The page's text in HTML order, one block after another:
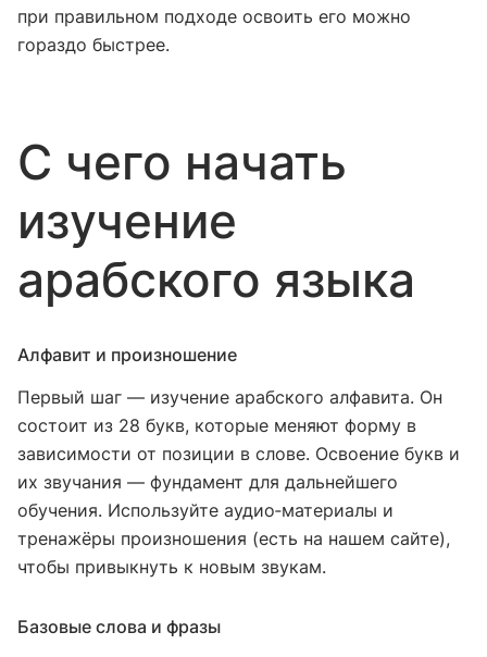
при правильном подходе освоить его можно
гораздо быстрее.
С чего начать
изучение
арабского языка
Алфавит и произношение
Первый шаг — изучение арабского алфавита. Он
состоит из 28 букв, которые меняют форму в
зависимости от позиции в слове. Освоение букв и
их звучания — фундамент для дальнейшего
обучения. Используйте аудио‑материалы и
тренажёры произношения (есть на нашем сайте),
чтобы привыкнуть к новым звукам.
Базовые слова и фразы